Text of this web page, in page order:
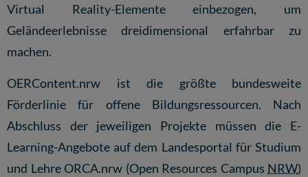
Virtual Reality-Elemente einbezogen, um
Geländeerlebnisse dreidimensional erfahrbar zu
machen.
OERContent.nrw ist die größte bundesweite
Förderlinie für offene Bildungsressourcen. Nach
Abschluss der jeweiligen Projekte müssen die E-
Learning-Angebote auf dem Landesportal für Studium
und Lehre ORCA.nrw (Open Resources Campus NRW)